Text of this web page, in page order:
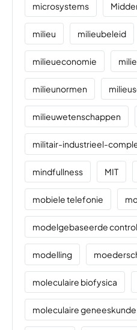
microsystems
milieu milieubeleid
milieueconomie
milieunormen
milieuwetenschappen
militair-industrieel-
mindfullness MIT
mobiele telefonie
modelgebaseerde
modelling
moleculaire biofysica
moleculaire geneeskunde